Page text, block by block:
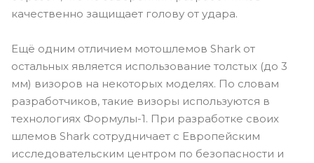
качественно защищает голову от удара.
Ещё одним отличием мотошлемов Shark от
остальных является использование толстых (до 3
мм) визоров на некоторых моделях. По словам
разработчиков, такие визоры используются в
технологиях Формулы-1. При разработке своих
шлемов Shark сотрудничает с Европейским
исследовательским центром по безопасности и